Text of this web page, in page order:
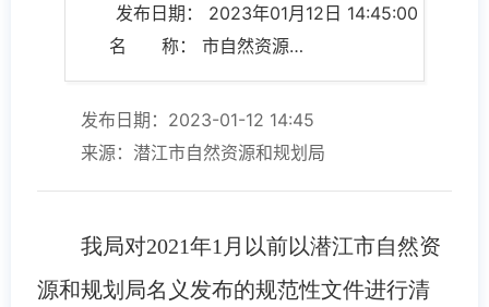
发布日期： 2023年01月12日 14:45:00
名 称： 市自然资源和规划局关于公布2022年度规范性文件清理结果的通告
发布日期：2023-01-12 14:45
来源：潜江市自然资源和规划局
我局对2021年1月以前以潜江市自然资
源和规划局名义发布的规范性文件进行清